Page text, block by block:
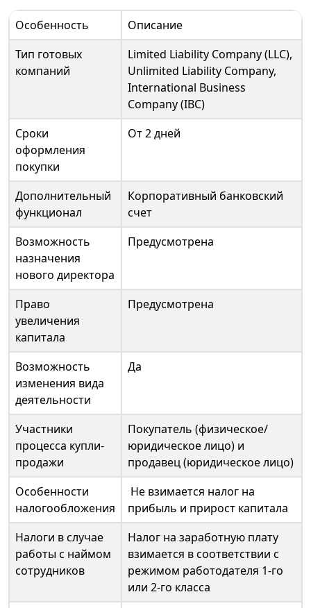
Особенность
Описание
Тип готовых
компаний
Limited Liability Company (LLC),
Unlimited Liability Company,
International Business
Company (IBC)
Сроки
оформления
покупки
От 2 дней
Дополнительный
функционал
Корпоративный банковский
счет
Возможность
назначения
нового директора
Предусмотрена
Право
увеличения
капитала
Предусмотрена
Возможность
изменения вида
деятельности
Да
Участники
процесса купли-
продажи
Покупатель (физическое/
юридическое лицо) и
продавец (юридическое лицо)
Особенности
налогообложения
Не взимается налог на
прибыль и прирост капитала
Налоги в случае
работы с наймом
сотрудников
Налог на заработную плату
взимается в соответствии с
режимом работодателя 1-го
или 2-го класса